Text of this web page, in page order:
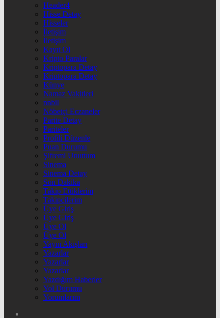
Header4
Hisse Detay
Hisseler
İletişim
İletişim
Kayıt Ol
Kripto Paralar
Kriptopara Detay
Kriptopara Detay
Künye
Namaz Vakitleri
nnbil
Nöbetçi Eczaneler
Parite Detay
Pariteler
Profili Düzenle
Puan Durumu
Şifremi Unuttum
Sinema
Sinema Detay
Son Dakika
Takip Ettiklerim
Takipçilerim
Üye Giriş
Üye Giriş
Üye Ol
Üye Ol
Yayın Akışları
Yazarlar
Yazarlar
Yazarlar
Yazdığım Haberler
Yol Durumu
Yorumlarım